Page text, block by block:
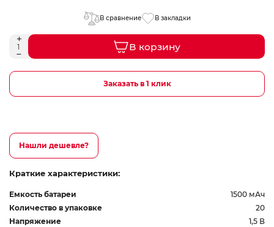
В сравнение В закладки
В корзину
Заказать в 1 клик
Нашли дешевле?
Краткие характеристики:
Емкость батареи
1500 мАч
Количество в упаковке
20
Напряжение
1,5 В